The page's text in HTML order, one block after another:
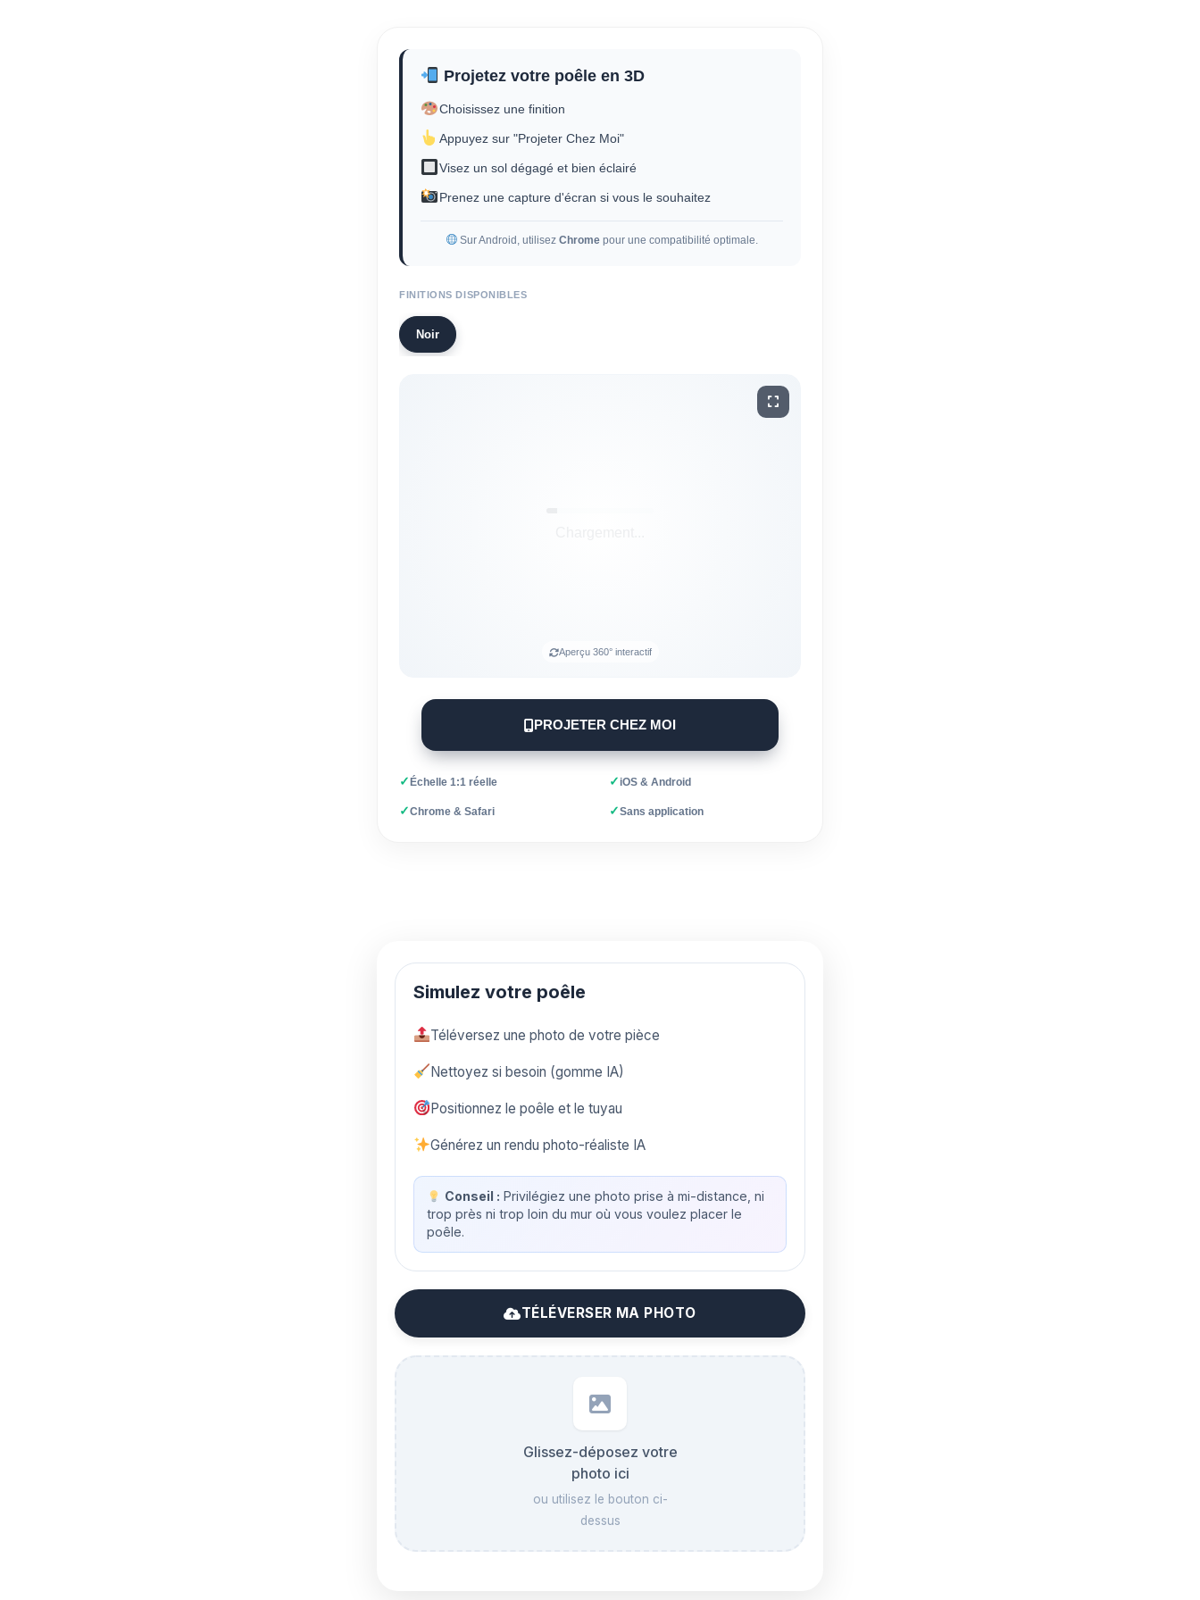
Projetez votre poêle en 3D
Choisissez une finition
Appuyez sur "Projeter Chez Moi"
Visez un sol dégagé et bien éclairé
Prenez une capture d'écran si vous le souhaitez
Sur Android, utilisezChrome pour une compatibilité optimale.
FINITIONS DISPONIBLES
Noir
Aperçu 360° interactif
PROJETER CHEZ MOI
✓Échelle 1:1 réelle ✓iOS & Android
✓Chrome & Safari ✓Sans application
Simulez votre poêle
Téléversez une photo de votre pièce
Nettoyez si besoin (gomme IA)
Positionnez le poêle et le tuyau
Générez un rendu photo-réaliste IA
Conseil : Privilégiez une photo prise à mi-distance, ni
trop près ni trop loin du mur où vous voulez placer le
poêle.
TÉLÉVERSER MA PHOTO
Glissez-déposez votre
photo ici
ou utilisez le bouton ci-
dessus